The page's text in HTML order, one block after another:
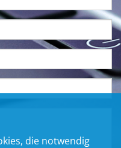
die notwendig